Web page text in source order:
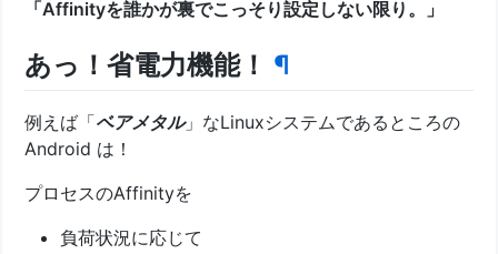
「Affinityを誰かが裏でこっそり設定しない限り。」
あっ！省電力機能！ ¶
例えば「ベアメタル」なLinuxシステムであるところの
Android は！
プロセスのAffinityを
負荷状況に応じて